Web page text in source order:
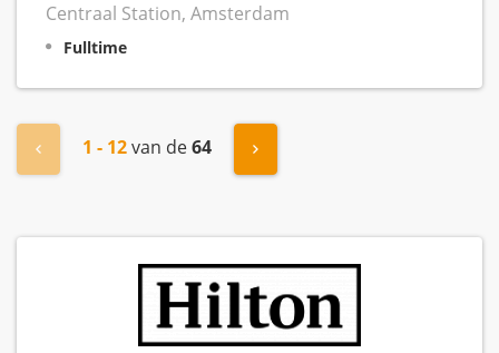
Centraal Station, Amsterdam
Fulltime
« Vorige1 - 12van de64 Volgende »